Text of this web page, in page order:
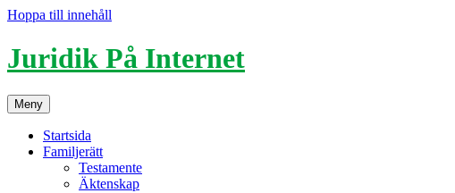
Hoppa till innehåll
Juridik På Internet
Meny
Startsida
Familjerätt
Testamente
Äktenskap